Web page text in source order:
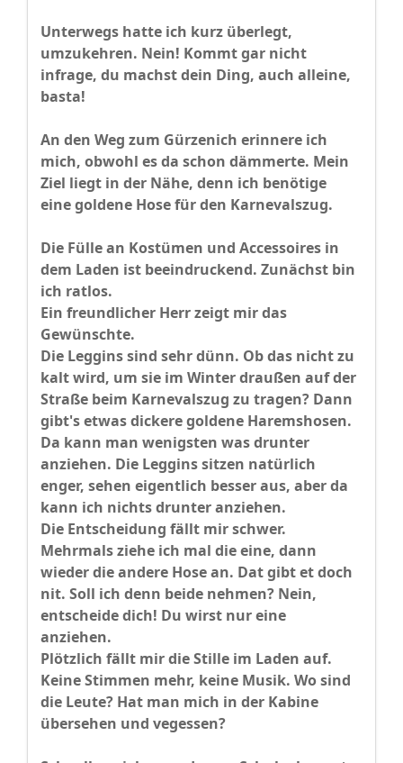
Unterwegs hatte ich kurz überlegt,
umzukehren. Nein! Kommt gar nicht
infrage, du machst dein Ding, auch alleine,
basta!
An den Weg zum Gürzenich erinnere ich
mich, obwohl es da schon dämmerte. Mein
Ziel liegt in der Nähe, denn ich benötige
eine goldene Hose für den Karnevalszug.
Die Fülle an Kostümen und Accessoires in
dem Laden ist beeindruckend. Zunächst bin
ich ratlos.
Ein freundlicher Herr zeigt mir das
Gewünschte.
Die Leggins sind sehr dünn. Ob das nicht zu
kalt wird, um sie im Winter draußen auf der
Straße beim Karnevalszug zu tragen? Dann
gibt's etwas dickere goldene Haremshosen.
Da kann man wenigsten was drunter
anziehen. Die Leggins sitzen natürlich
enger, sehen eigentlich besser aus, aber da
kann ich nichts drunter anziehen.
Die Entscheidung fällt mir schwer.
Mehrmals ziehe ich mal die eine, dann
wieder die andere Hose an. Dat gibt et doch
nit. Soll ich denn beide nehmen? Nein,
entscheide dich! Du wirst nur eine
anziehen.
Plötzlich fällt mir die Stille im Laden auf.
Keine Stimmen mehr, keine Musik. Wo sind
die Leute? Hat man mich in der Kabine
übersehen und vegessen?